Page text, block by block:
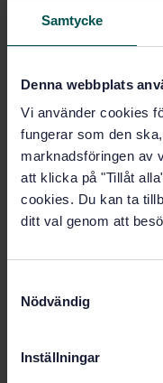
Samtycke
Denna webbplats
Vi använder cookies
fungerar som den
marknadsföringen av
att klicka på "Tillåt
cookies. Du kan ta
ditt val genom att
Nödvändig
Inställningar
SVENSK STANDARD
2878:2011, IDT)
PDF
Språk: